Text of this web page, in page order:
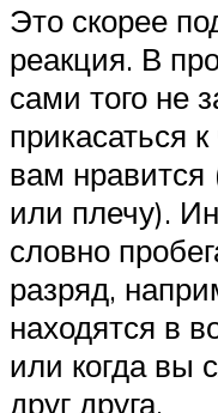
Это скорее
реакция. В
сами того не
прикасаться
вам нравится
или плечу).
словно
разряд,
находятся в
или когда вы
друг друга.